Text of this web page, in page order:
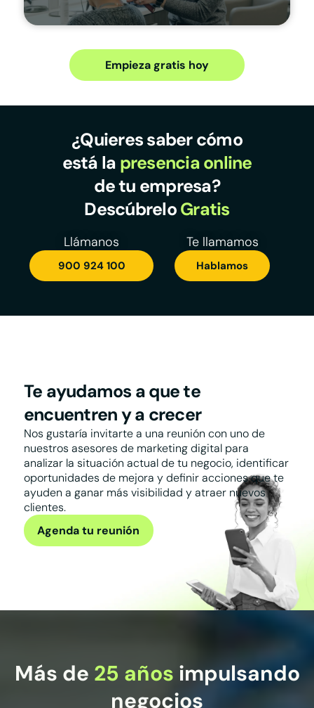
Empieza gratis hoy
¿Quieres saber cómo
está la presencia online
de tu empresa?
DescúbreloGratis
Llámanos
900 924 100
Te llamamos
Hablamos
Te ayudamos a que te
encuentren y a crecer
Nos gustaría invitarte a una reunión con uno de
nuestros asesores de marketing digital para
analizar la situación actual de tu negocio, identificar
oportunidades de mejora y definir acciones que te
ayuden a ganar más visibilidad y atraer nuevos
clientes.
Agenda tu reunión
Más de 25 años impulsando
negocios